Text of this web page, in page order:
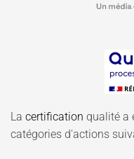
La certification qualité a
catégories d'actions